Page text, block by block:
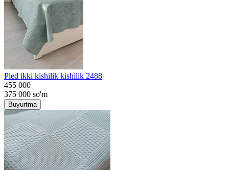
Pled ikki kishilik kishilik 2488
455 000
375 000 so'm
Buyurtma